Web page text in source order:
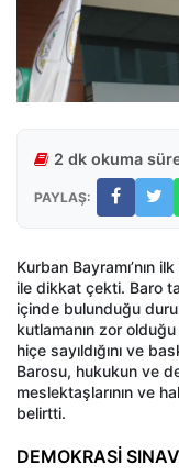
2 dk okuma
PAYLAŞ:
Kurban Bayramı’nın
ile dikkat çekti. Baro
içinde bulunduğu
kutlamanın zor
hiçe sayıldığını ve
Barosu, hukukun ve
meslektaşlarının ve
belirtti.
DEMOKRASİ